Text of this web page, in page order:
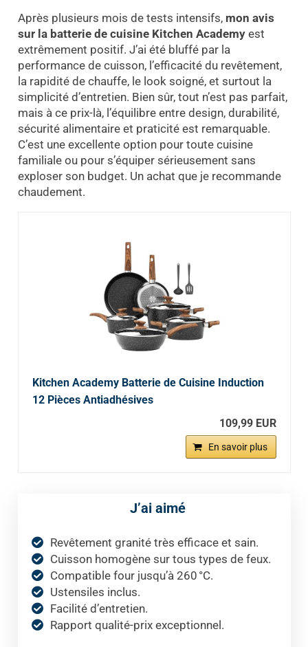
Après plusieurs mois de tests intensifs, mon avis
sur la batterie de cuisine Kitchen Academyest
extrêmement positif. J’ai été bluffé par la
performance de cuisson, l’efficacité du revêtement,
la rapidité de chauffe, le look soigné, et surtout la
simplicité d’entretien. Bien sûr, tout n’est pas parfait,
mais à ce prix-là, l’équilibre entre design, durabilité,
sécurité alimentaire et praticité est remarquable.
C’est une excellente option pour toute cuisine
familiale ou pour s’équiper sérieusement sans
exploser son budget. Un achat que je recommande
chaudement.
Kitchen Academy Batterie de Cuisine Induction
12 Pièces Antiadhésives
109,99 EUR
En savoir plus
J’ai aimé
Revêtement granité très efficace et sain.
Cuisson homogène sur tous types de feux.
Compatible four jusqu’à 260 °C.
Ustensiles inclus.
Facilité d’entretien.
Rapport qualité-prix exceptionnel.